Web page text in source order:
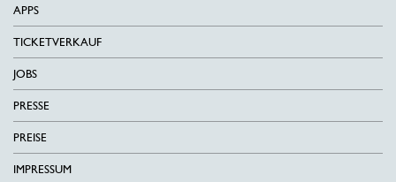
APPS
TICKETVERKAUF
JOBS
PRESSE
PREISE
IMPRESSUM